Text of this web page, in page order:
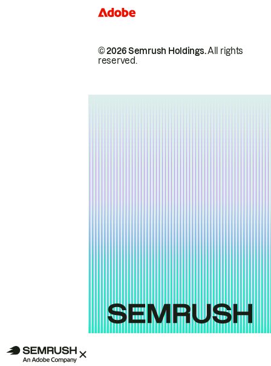
© 2026 Semrush Holdings.All rights
reserved.